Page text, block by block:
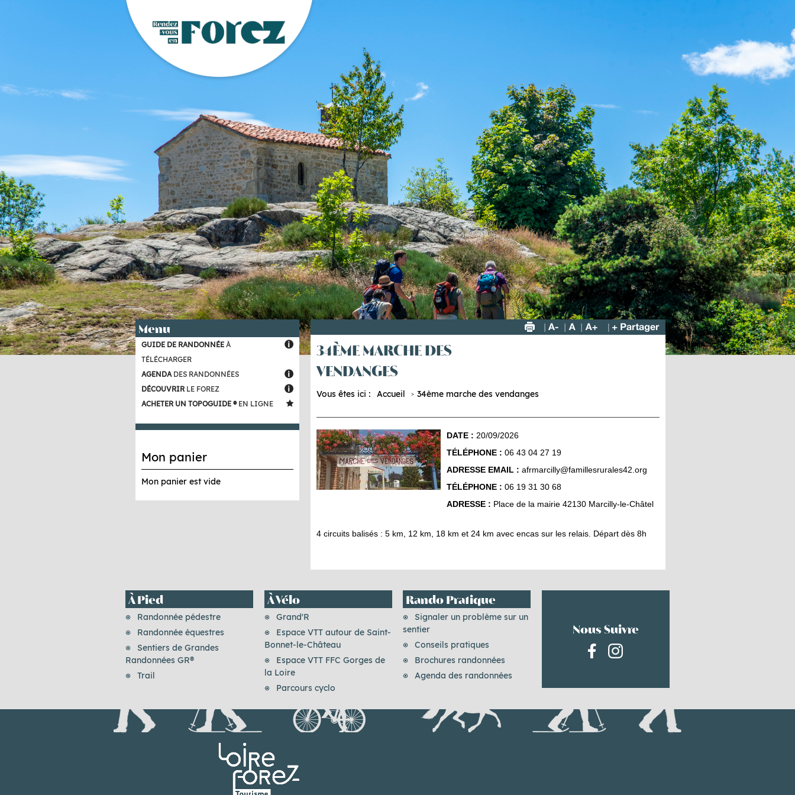
Menu
GUIDE DE RANDONNÉE À
TÉLÉCHARGER
AGENDADES RANDONNÉES
DÉCOUVRIRLE FOREZ
ACHETER UN TOPOGUIDE ®EN LIGNE
Mon panier
Mon panier est vide
34ÈME MARCHE DES
VENDANGES
Vous êtes ici : Accueil 34ème marche des vendanges
DATE : 20/09/2026
TÉLÉPHONE : 06 43 04 27 19
ADRESSE EMAIL : afrmarcilly@famillesrurales42.org
TÉLÉPHONE : 06 19 31 30 68
ADRESSE : Place de la mairie 42130 Marcilly-le-Châtel
4 circuits balisés : 5 km, 12 km, 18 km et 24 km avec encas sur les relais. Départ dès 8h
À Pied
Randonnée pédestre
Randonnée équestres
Sentiers de Grandes
Randonnées GR®
Trail
À Vélo
Grand'R
Espace VTT autour de Saint-
Bonnet-le-Château
Espace VTT FFC Gorges de
la Loire
Parcours cyclo
Rando Pratique
Signaler un problème sur un
sentier
Conseils pratiques
Brochures randonnées
Agenda des randonnées
Nous Suivre